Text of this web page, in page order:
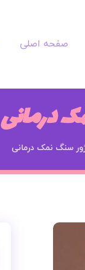
صفحه اصلی
درمانی
سنگ نمک درمانی